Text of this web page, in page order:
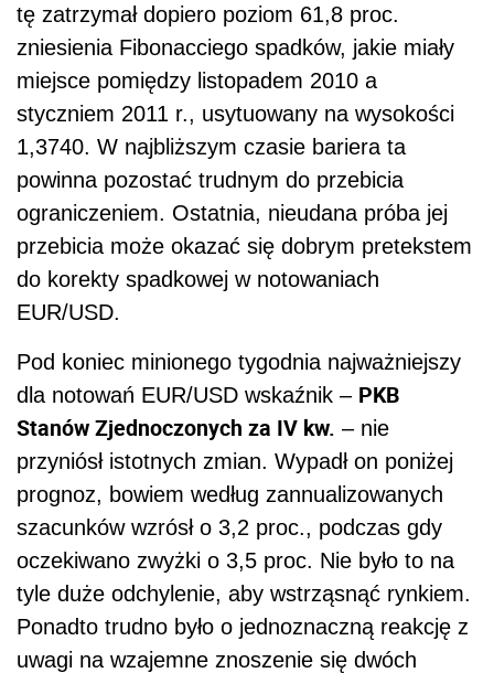
tę zatrzymał dopiero poziom 61,8 proc.
zniesienia Fibonacciego spadków, jakie miały
miejsce pomiędzy listopadem 2010 a
styczniem 2011 r., usytuowany na wysokości
1,3740. W najbliższym czasie bariera ta
powinna pozostać trudnym do przebicia
ograniczeniem. Ostatnia, nieudana próba jej
przebicia może okazać się dobrym pretekstem
do korekty spadkowej w notowaniach
EUR/USD.
Pod koniec minionego tygodnia najważniejszy
dla notowań EUR/USD wskaźnik – PKB
Stanów Zjednoczonych za IV kw. – nie
przyniósł istotnych zmian. Wypadł on poniżej
prognoz, bowiem według zannualizowanych
szacunków wzrósł o 3,2 proc., podczas gdy
oczekiwano zwyżki o 3,5 proc. Nie było to na
tyle duże odchylenie, aby wstrząsnąć rynkiem.
Ponadto trudno było o jednoznaczną reakcję z
uwagi na wzajemne znoszenie się dwóch